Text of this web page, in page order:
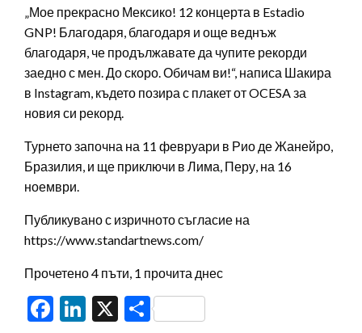
„Мое прекрасно Мексико! 12 концерта в Estadio
GNP! Благодаря, благодаря и още веднъж
благодаря, че продължавате да чупите рекорди
заедно с мен. До скоро. Обичам ви!“, написа Шакира
в Instagram, където позира с плакет от OCESA за
новия си рекорд.
Турнето започна на 11 февруари в Рио де Жанейро,
Бразилия, и ще приключи в Лима, Перу, на 16
ноември.
Публикувано с изричното съгласие на
https://www.standartnews.com/
Прочетено 4 пъти, 1 прочита днес
Facebook
LinkedIn
X Share